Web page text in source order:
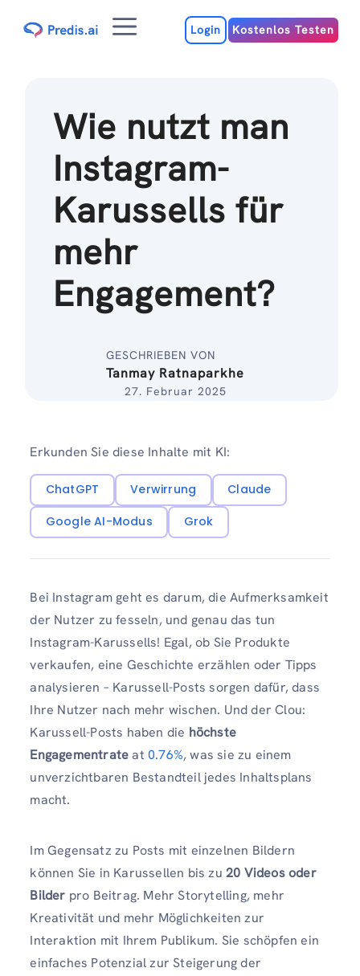
Inhalt
MenuLogin Kostenlos Testen
Wie nutzt man
Instagram-
Karussells für
mehr
Engagement?
GESCHRIEBEN VON
Tanmay Ratnaparkhe
27. Februar 2025
Erkunden Sie diese Inhalte mit KI:
ChatGPT Verwirrung
Claude
Google AI-Modus
Grok
Bei Instagram geht es darum, die Aufmerksamkeit
der Nutzer zu fesseln, und genau das tun
Instagram-Karussells! Egal, ob Sie Produkte
verkaufen, eine Geschichte erzählen oder Tipps
analysieren – Karussell-Posts sorgen dafür, dass
Ihre Nutzer nach mehr wischen. Und der Clou:
Karussell-Posts haben die höchste
Engagementrateat 0.76%, was sie zu einem
unverzichtbaren Bestandteil jedes Inhaltsplans
macht.
Im Gegensatz zu Posts mit einzelnen Bildern
können Sie in Karussellen bis zu 20 Videos oder
Bilder pro Beitrag. Mehr Storytelling, mehr
Kreativität und mehr Möglichkeiten zur
Interaktion mit Ihrem Publikum. Sie schöpfen ein
einfaches Potenzial zur Steigerung der